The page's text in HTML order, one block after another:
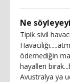
Ne
Tipik sivil
ödemediğin
hayalleri
Avustralya ya